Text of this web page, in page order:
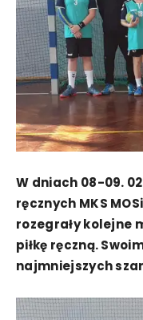
W dniach 08-09.
ręcznych MKS
rozegrały kolejne
piłkę ręczną.
najmniejszych